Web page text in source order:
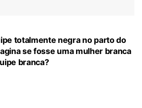
totalmente negra no parto do
se fosse uma mulher branca
branca?